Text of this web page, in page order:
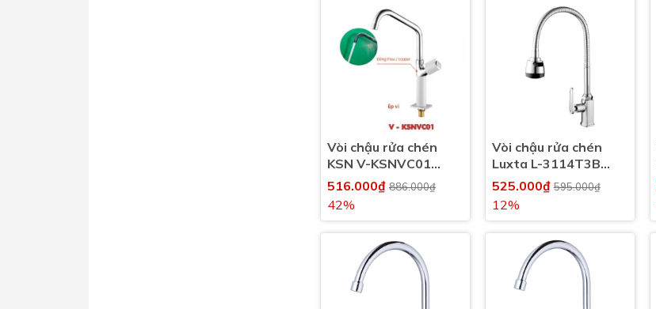
Vòi chậu rửa chén
KSN V-KSNVC01
nước lạnh
516.000₫ 886.000₫
42%
Vòi chậu rửa chén
Luxta L-3114T3B
nước lạnh
525.000₫595.000₫
12%